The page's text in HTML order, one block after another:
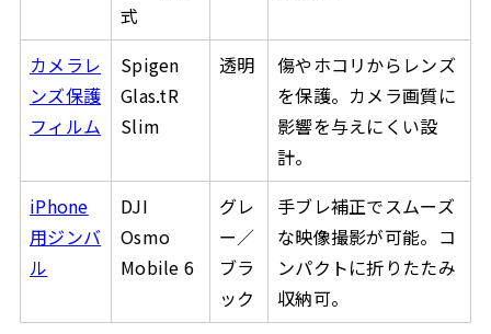
式
カメラレ
ンズ保護
フィルム
Spigen
Glas.tR
Slim
透明
傷やホコリからレンズ
を保護。カメラ画質に
影響を与えにくい設
計。
iPhone
用ジンバ
ル
DJI
Osmo
Mobile 6
グレ
ー／
ブラ
ック
手ブレ補正でスムーズ
な映像撮影が可能。コ
ンパクトに折りたたみ
収納可。